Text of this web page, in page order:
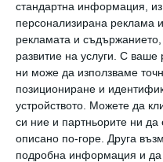
стандартна информация,
персонализирана реклама
рекламата и
развитие на услуги. С ваше
ни може да използваме
позициониране и
устройството. Можете да
си ние и партньорите ни да
описано по-горе. Друга
подробна информация и да
повече, отколкото
начин.
запазват
възрастови групи,
малък дял от 47%
Приблизително 65